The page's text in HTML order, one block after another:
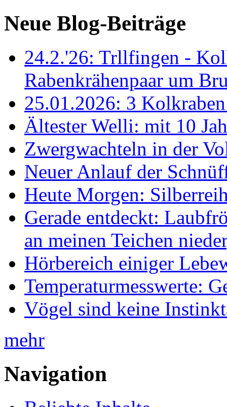
Neue Blog-Beiträge
24.2.'26: Trllfingen -
Rabenkrähenpaar um
25.01.2026: 3
Ältester Welli: mit 10
Zwergwachteln in der
Neuer Anlauf der
Heute Morgen:
Gerade entdeckt:
an meinen Teichen
Hörbereich einiger
Temperaturmesswerte:
Vögel sind keine
mehr
Navigation